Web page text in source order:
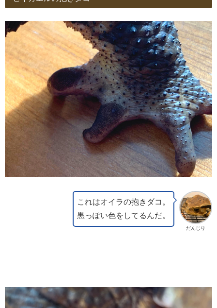
だんじり
これはオイラの抱きダコ。
黒っぽい色をしてるんだ。